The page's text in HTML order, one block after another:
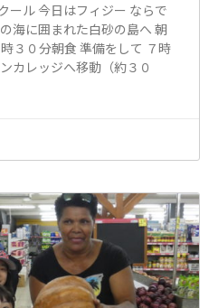
ール 今日はフィジー ならで
海に囲まれた白砂の島へ 朝
３０分朝食 準備をして ７時
カレッジへ移動（約３０